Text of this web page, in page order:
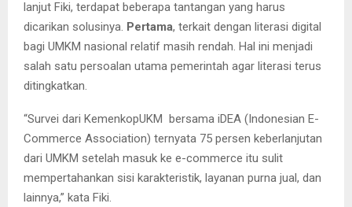
lanjut Fiki, terdapat beberapa tantangan yang harus
dicarikan solusinya. Pertama, terkait dengan literasi digital
bagi UMKM nasional relatif masih rendah. Hal ini menjadi
salah satu persoalan utama pemerintah agar literasi terus
ditingkatkan.
“Survei dari KemenkopUKM bersama iDEA (Indonesian E-
Commerce Association) ternyata 75 persen keberlanjutan
dari UMKM setelah masuk ke e-commerce itu sulit
mempertahankan sisi karakteristik, layanan purna jual, dan
lainnya,” kata Fiki.